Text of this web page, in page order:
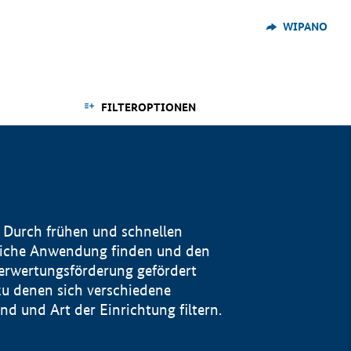
WIPANO
FILTEROPTIONEN
frühen und schnellen
Anwendung finden und den
gefördert
denen sich verschiedene
und Art der Einrichtung filtern.